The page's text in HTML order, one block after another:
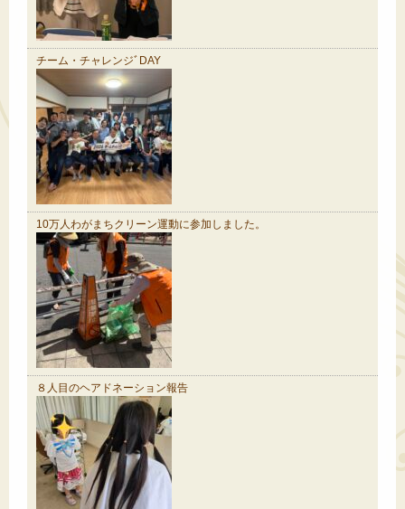
チーム・チャレンジﾞDAY
10万人わがまちクリーン運動に参加しました。
８人目のヘアドネーション報告